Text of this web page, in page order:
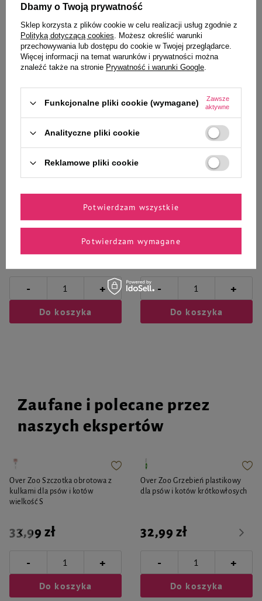
- +
Do koszyka Do koszyka
Wybrane specjalnie dla
Ciebie i Twojego czworonoga
Mokra karma dla psów małych
ras Dolina Noteci Premium z
saszetka 100 g
4,11 zł
- +
Do koszyka
Pokarm dla świnki Vitapol
Karmeo 500g
8,99 zł
- +
Do koszyka
Zaufane i polecane przez
naszych ekspertów
Over Zoo Szczotka obrotowa z
kulkami dla psów i kotów
wielkość S
33,99 zł
- +
Do koszyka
Over Zoo Grzebień plastikowy
dla psów i kotów krótkowłosych
32,99 zł
- +
Do koszyka
Dbamy o Twoją prywatność
Sklep korzysta z plików cookie w celu realizacji usług zgodnie z
Polityką dotyczącą cookies. Możesz określić warunki
przechowywania lub dostępu do cookie w Twojej przeglądarce.
Więcej informacji na temat warunków i prywatności można
znaleźć także na stronie Prywatność i warunki Google.
Funkcjonalne pliki cookie (wymagane)
Zawsze
aktywne
Analityczne pliki cookie
Reklamowe pliki cookie
Potwierdzam wymagane
Potwierdzam wszystkie